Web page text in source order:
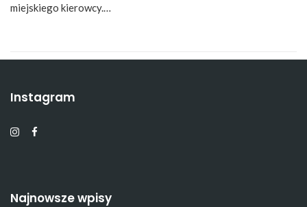
miejskiego kierowcy.…
Instagram
Najnowsze wpisy